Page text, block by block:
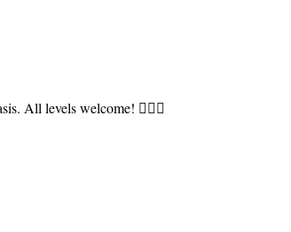
All levels welcome! 🧘‍♀️✨